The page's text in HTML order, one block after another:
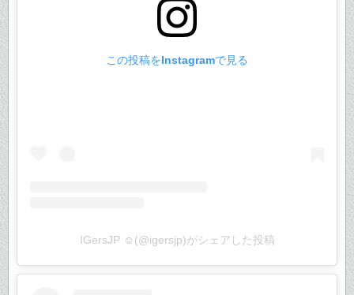
この投稿をInstagramで見る
IGersJP ☺︎(@igersjp)がシェアした投稿